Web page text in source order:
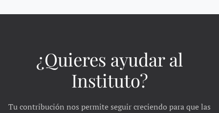
¿Quieres ayudar al
Instituto?
Tu contribución nos permite seguir creciendo para que las